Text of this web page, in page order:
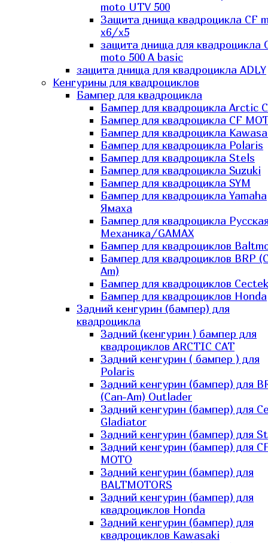
moto UTV 500
Защита днища квадроцикла СF
x6/x5
защита днища для квадроцикла
moto 500 A basic
защита днища для квадроцикла ADLY
Кенгурины для квадроциклов
Бампер для квадроцикла
Бампер для квадроцикла Arctic
Бампер для квадроцикла CF
Бампер для квадроцикла
Бампер для квадроцикла Polaris
Бампер для квадроцикла Stels
Бампер для квадроцикла Suzuki
Бампер для квадроцикла SYM
Бампер для квадроцикла Yamaha
Ямаха
Бампер для квадроцикла
Механика/GAMAX
Бампер для квадроциклов
Бампер для квадроциклов BRP
Am)
Бампер для квадроциклов Cectek
Бампер для квадроциклов Honda
Задний кенгурин (бампер) для
квадроцикла
Задний (кенгурин ) бампер для
квадроциклов ARCTIC CAT
Задний кенгурин ( бампер ) для
Polaris
Задний кенгурин (бампер) для
(Can-Am) Outlader
Задний кенгурин (бампер) для
Gladiator
Задний кенгурин (бампер) для
Задний кенгурин (бампер) для
MOTO
Задний кенгурин (бампер) для
BALTMOTORS
Задний кенгурин (бампер) для
квадроциклов Honda
Задний кенгурин (бампер) для
квадроциклов Kawasaki